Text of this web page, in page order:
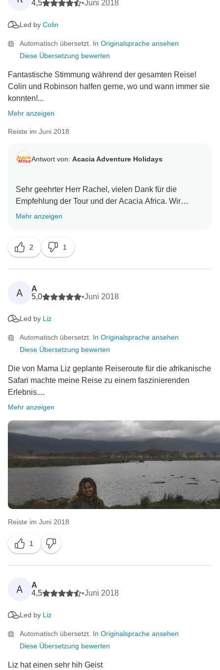
4,5 •Juni 2018
Led by Colin
Automatisch übersetzt. In Originalsprache ansehen
Diese Übersetzung bewerten
Fantastische Stimmung während der gesamten Reise!
Colin und Robinson halfen gerne, wo und wann immer sie
konnten!...
Mehr anzeigen
Reiste im Juni 2018
Antwort von: Acacia Adventure Holidays
Sehr geehrter Herr Rachel, vielen Dank für die
Empfehlung der Tour und der Acacia Africa. Wir
hoffen, Sie wieder für ein weiteres Afrika-Abenteuer
Mehr anzeigen
2 1
A
A
5,0
•Juni 2018
Led by Liz
Automatisch übersetzt. In Originalsprache ansehen
Diese Übersetzung bewerten
Die von Mama Liz geplante Reiseroute für die afrikanische
Safari machte meine Reise zu einem faszinierenden
Erlebnis....
Mehr anzeigen
Reiste im Juni 2018
1
A
A
4,5
•Juni 2018
Led by Liz
Automatisch übersetzt. In Originalsprache ansehen
Diese Übersetzung bewerten
Liz hat einen sehr hih Geist